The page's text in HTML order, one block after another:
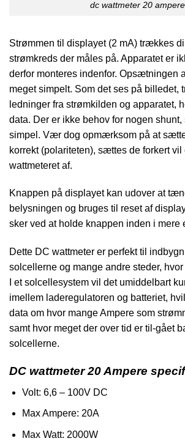
dc wattmeter 20 ampere
Strømmen til displayet (2 mA) trækkes
strømkreds der måles på. Apparatet er
derfor monteres indenfor. Opsætningen
meget simpelt. Som det ses på billedet,
ledninger fra strømkilden og apparatet,
data. Der er ikke behov for nogen
simpel. Vær dog opmærksom på at
korrekt (polariteten), sættes de forkert
wattmeteret af.
Knappen på displayet kan udover at
belysningen og bruges til reset af
sker ved at holde knappen inden i mere
Dette DC wattmeter er perfekt til
solcellerne og mange andre steder,
I et solcellesystem vil det umiddelbart
imellem laderegulatoren og batteriet,
data om hvor mange Ampere som
samt hvor meget der over tid er til-gået
solcellerne.
DC wattmeter 20 Ampere
Volt: 6,6 – 100V DC
Max Ampere: 20A
Max Watt: 2000W